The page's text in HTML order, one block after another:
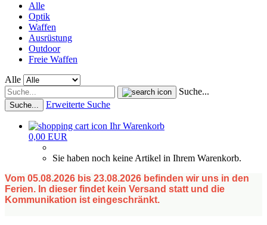
Alle
Optik
Waffen
Ausrüstung
Outdoor
Freie Waffen
Alle
Suche...
Suche... Erweiterte Suche
Ihr Warenkorb
0,00 EUR
Sie haben noch keine Artikel in Ihrem Warenkorb.
Vom 05.08.2026 bis 23.08.2026 befinden wir uns in den
Ferien. In dieser findet kein Versand statt und die
Kommunikation ist eingeschränkt.